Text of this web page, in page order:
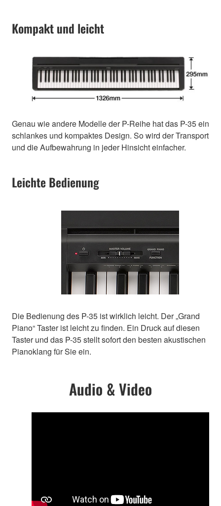
Kompakt und leicht
Genau wie andere Modelle der P-Reihe hat das P-35 ein
schlankes und kompaktes Design. So wird der Transport
und die Aufbewahrung in jeder Hinsicht einfacher.
Leichte Bedienung
Die Bedienung des P-35 ist wirklich leicht. Der „Grand
Piano“ Taster ist leicht zu finden. Ein Druck auf diesen
Taster und das P-35 stellt sofort den besten akustischen
Pianoklang für Sie ein.
Audio & Video